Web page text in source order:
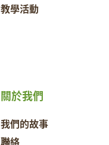
教學活動
關於我們
我們的故事
聯絡